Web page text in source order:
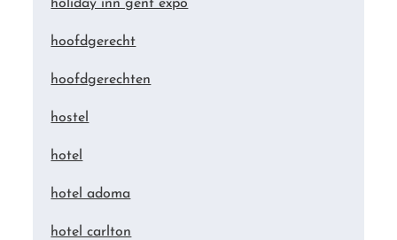
holiday inn gent expo
hoofdgerecht
hoofdgerechten
hostel
hotel
hotel adoma
hotel carlton